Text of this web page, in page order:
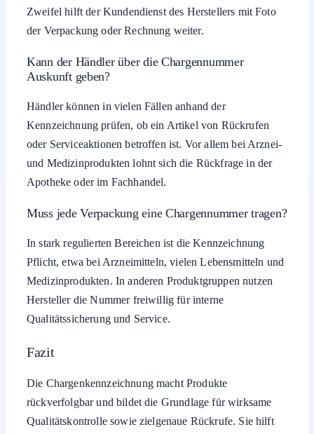
Zweifel hilft der Kundendienst des Herstellers mit Foto
der Verpackung oder Rechnung weiter.
Kann der Händler über die Chargennummer
Auskunft geben?
Händler können in vielen Fällen anhand der
Kennzeichnung prüfen, ob ein Artikel von Rückrufen
oder Serviceaktionen betroffen ist. Vor allem bei Arznei-
und Medizinprodukten lohnt sich die Rückfrage in der
Apotheke oder im Fachhandel.
Muss jede Verpackung eine Chargennummer tragen?
In stark regulierten Bereichen ist die Kennzeichnung
Pflicht, etwa bei Arzneimitteln, vielen Lebensmitteln und
Medizinprodukten. In anderen Produktgruppen nutzen
Hersteller die Nummer freiwillig für interne
Qualitätssicherung und Service.
Fazit
Die Chargenkennzeichnung macht Produkte
rückverfolgbar und bildet die Grundlage für wirksame
Qualitätskontrolle sowie zielgenaue Rückrufe. Sie hilft